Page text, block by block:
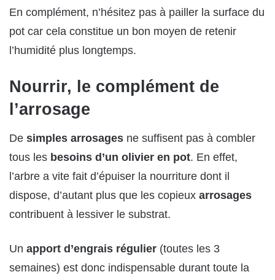
En complément, n’hésitez pas à pailler la surface du
pot car cela constitue un bon moyen de retenir
l’humidité plus longtemps.
Nourrir, le complément de
l’arrosage
De simples arrosages ne suffisent pas à combler
tous les besoins d’un olivier en pot. En effet,
l’arbre a vite fait d’épuiser la nourriture dont il
dispose, d’autant plus que les copieux arrosages
contribuent à lessiver le substrat.
Un apport d’engrais régulier (toutes les 3
semaines) est donc indispensable durant toute la